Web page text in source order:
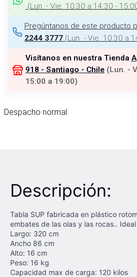
(Lun. - Vie. 10:30 a 14:30 -
Pregúntanos de este producto
2244 3777 (Lun. - Vie. 10:30 a
Visítanos en nuestra Tienda
918 - Santiago - Chile (Lun. -
15:00 a 19:00)
Despacho normal
Descripción:
Tabla SUP fabricada en plástico
embates de las olas y las rocas..
Largo: 320 cm
Ancho 86 cm
Alto: 16 cm
Peso: 16 kg
Capacidad max de carga: 120 kilos